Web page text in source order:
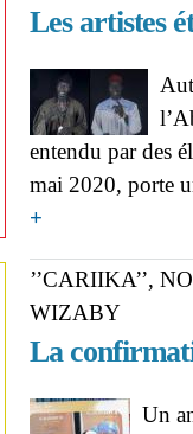
Les artistes
entendu par des
mai 2020, porte
+
’’CARIIKA’’,
WIZABY
La
Un